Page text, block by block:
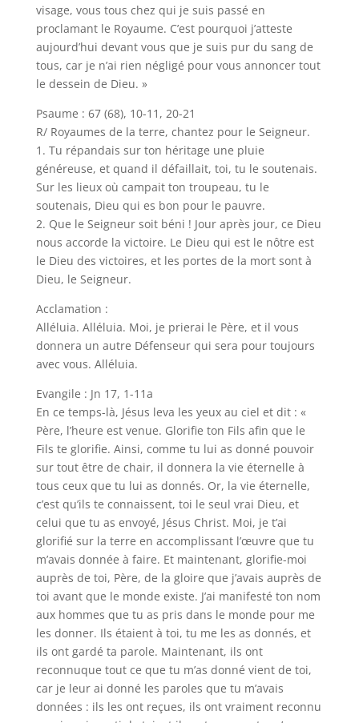
visage, vous tous chez qui je suis passé en
proclamant le Royaume. C’est pourquoi j’atteste
aujourd’hui devant vous que je suis pur du sang de
tous, car je n’ai rien négligé pour vous annoncer tout
le dessein de Dieu. »
Psaume : 67 (68), 10-11, 20-21
R/ Royaumes de la terre, chantez pour le Seigneur.
1. Tu répandais sur ton héritage une pluie
généreuse, et quand il défaillait, toi, tu le soutenais.
Sur les lieux où campait ton troupeau, tu le
soutenais, Dieu qui es bon pour le pauvre.
2. Que le Seigneur soit béni ! Jour après jour, ce Dieu
nous accorde la victoire. Le Dieu qui est le nôtre est
le Dieu des victoires, et les portes de la mort sont à
Dieu, le Seigneur.
Acclamation :
Alléluia. Alléluia. Moi, je prierai le Père, et il vous
donnera un autre Défenseur qui sera pour toujours
avec vous. Alléluia.
Evangile : Jn 17, 1-11a
En ce temps-là, Jésus leva les yeux au ciel et dit : «
Père, l’heure est venue. Glorifie ton Fils afin que le
Fils te glorifie. Ainsi, comme tu lui as donné pouvoir
sur tout être de chair, il donnera la vie éternelle à
tous ceux que tu lui as donnés. Or, la vie éternelle,
c’est qu’ils te connaissent, toi le seul vrai Dieu, et
celui que tu as envoyé, Jésus Christ. Moi, je t’ai
glorifié sur la terre en accomplissant l’œuvre que tu
m’avais donnée à faire. Et maintenant, glorifie-moi
auprès de toi, Père, de la gloire que j’avais auprès de
toi avant que le monde existe. J’ai manifesté ton nom
aux hommes que tu as pris dans le monde pour me
les donner. Ils étaient à toi, tu me les as donnés, et
ils ont gardé ta parole. Maintenant, ils ont
reconnuque tout ce que tu m’as donné vient de toi,
car je leur ai donné les paroles que tu m’avais
données : ils les ont reçues, ils ont vraiment reconnu